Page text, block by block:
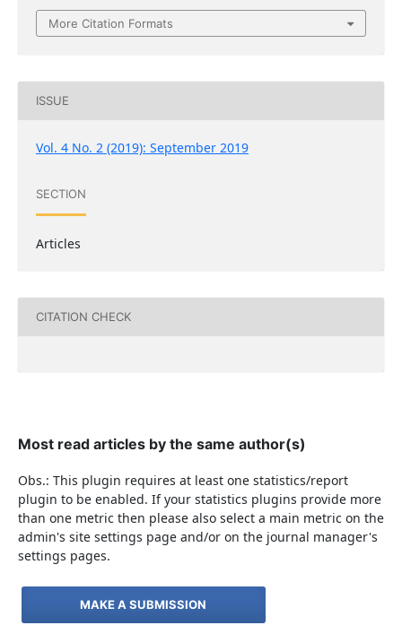
More Citation Formats
ISSUE
Vol. 4 No. 2 (2019): September 2019
SECTION
Articles
CITATION CHECK
Most read articles by the same author(s)
Obs.: This plugin requires at least one statistics/report
plugin to be enabled. If your statistics plugins provide more
than one metric then please also select a main metric on the
admin's site settings page and/or on the journal manager's
settings pages.
MAKE A SUBMISSION